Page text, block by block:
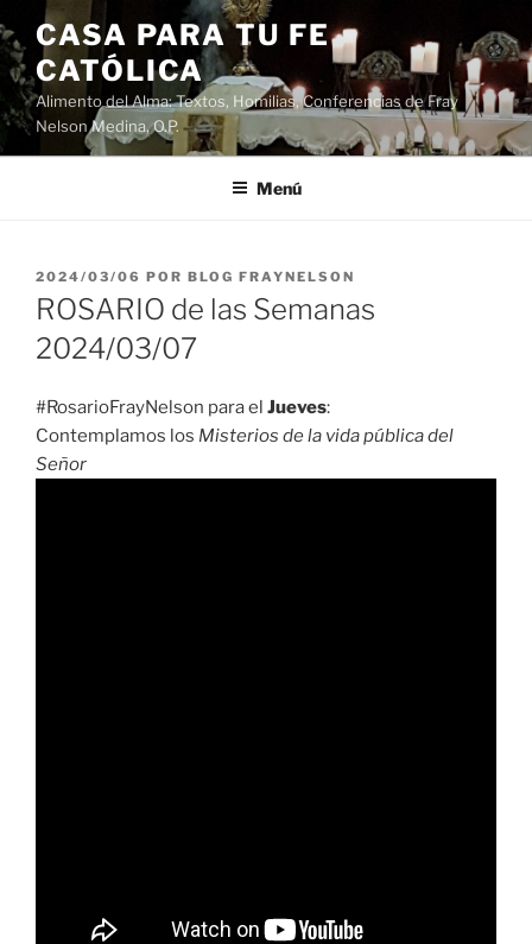
Saltar
al
contenido
CASA PARA TU FE
CATÓLICA
Alimento del Alma: Textos, Homilias, Conferencias de Fray
Nelson Medina, O.P.
Menú
PUBLICADO
EL
2024/03/06 POR BLOG FRAYNELSON
ROSARIO de las Semanas
2024/03/07
#RosarioFrayNelson para el Jueves:
Contemplamos los Misterios de la vida pública del
Señor